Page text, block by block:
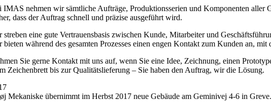
IMAS nehmen wir sämtliche Aufträge, Produktionsserien und Komponenten aller
dass der Auftrag schnell und präzise ausgeführt wird.
streben eine gute Vertrauensbasis zwischen Kunde, Mitarbeiter und
bieten während des gesamten Prozesses einen engen Kontakt zum Kunden an,
Sie gerne Kontakt mit uns auf, wenn Sie eine Idee, Zeichnung, einen
Zeichenbrett bis zur Qualitätslieferung – Sie haben den Auftrag, wir die Lösung.
Mekaniske übernimmt im Herbst 2017 neue Gebäude am Geminivej 4-6 in